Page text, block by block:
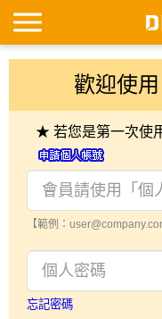
歡迎使
★ 若您是第一次使
【範例：
忘記密碼